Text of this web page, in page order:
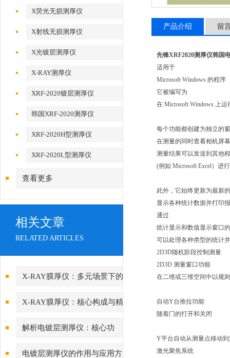
X荧光无损测厚仪
X射线无损测厚仪
X光镀层测厚仪
X-RAY测厚仪
XRF-2020镀层测厚仪
韩国XRF-2020测厚仪
XRF-2020H型测厚仪
XRF-2020L型测厚仪
查看更多
相关文章
RELATED ARTICLES
X-RAY膜厚仪：多元场景下的
精准检测边界
X-RAY膜厚仪：核心构成与精
密协作的科技密码
解析电镀层测厚仪：核心功
能、行业应用与技术亮点
电镀层测厚仪的作用与应用方
产品介绍 留
先锋XRF2020测厚仪韩国
适用于
Microsoft Windows 的程序
它被编写为
在 Microsoft Windows 上运
每个功能都创建为独立的
在测量的同时查看相机屏
测量结果可以发送到其他
(例如 Microsoft Excel）进
此外，它始终更新为最新
显示各种统计数据并打印
通过
统计显示和数值显示窗口
可以处理各种类型的统计
2D3D随机阶段控制测量
2D3D 测量窗口功能
在二维或三维空间中以规
自动Y台推拉功能
随着门的打开和关闭
Y平台自动从测量点移动
激光聚焦系统